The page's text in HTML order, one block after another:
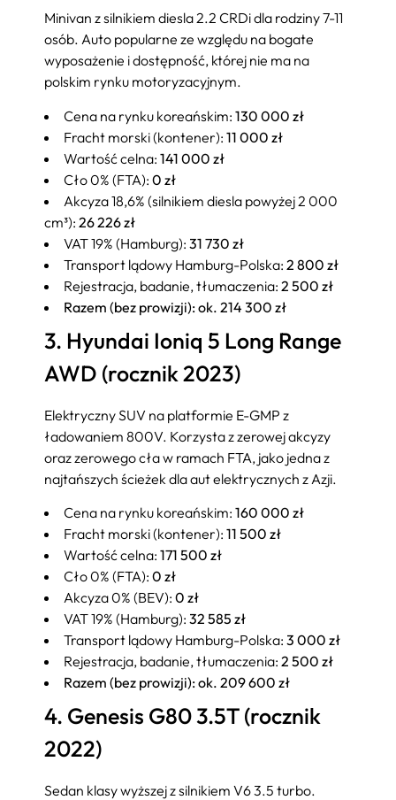
Minivan z silnikiem diesla 2.2 CRDi dla rodziny 7-11
osób. Auto popularne ze względu na bogate
wyposażenie i dostępność, której nie ma na
polskim rynku motoryzacyjnym.
Cena na rynku koreańskim: 130 000 zł
Fracht morski (kontener): 11 000 zł
Wartość celna: 141 000 zł
Cło 0% (FTA): 0 zł
Akcyza 18,6% (silnikiem diesla powyżej 2 000
cm³): 26 226 zł
VAT 19% (Hamburg): 31 730 zł
Transport lądowy Hamburg-Polska: 2 800 zł
Rejestracja, badanie, tłumaczenia: 2 500 zł
Razem (bez prowizji): ok. 214 300 zł
3. Hyundai Ioniq 5 Long Range
AWD (rocznik 2023)
Elektryczny SUV na platformie E-GMP z
ładowaniem 800V. Korzysta z zerowej akcyzy
oraz zerowego cła w ramach FTA, jako jedna z
najtańszych ścieżek dla aut elektrycznych z Azji.
Cena na rynku koreańskim: 160 000 zł
Fracht morski (kontener): 11 500 zł
Wartość celna: 171 500 zł
Cło 0% (FTA): 0 zł
Akcyza 0% (BEV): 0 zł
VAT 19% (Hamburg): 32 585 zł
Transport lądowy Hamburg-Polska: 3 000 zł
Rejestracja, badanie, tłumaczenia: 2 500 zł
Razem (bez prowizji): ok. 209 600 zł
4. Genesis G80 3.5T (rocznik
2022)
Sedan klasy wyższej z silnikiem V6 3.5 turbo.